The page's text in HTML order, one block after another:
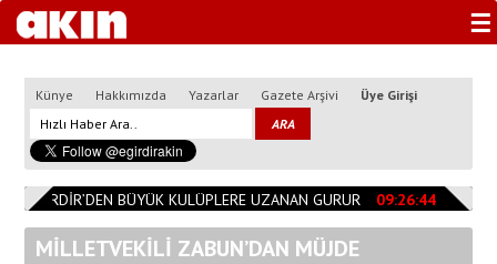
☰
Künye Hakkımızda Yazarlar Gazete Arşivi Üye Girişi
EĞİRDİR’DEN BÜYÜK KULÜPLERE UZANAN GURUR 09:26:44
MİLLETVEKİLİ ZABUN’DAN MÜJDE